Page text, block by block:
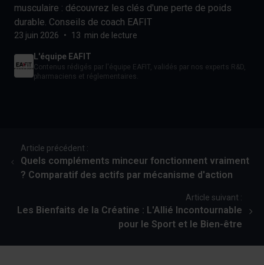
musculaire : découvrez les clés d'une perte de poids
durable. Conseils de coach EAFIT
23 juin 2026 • 13 min de lecture
L'équipe EAFIT
Contenus rédigés par l'équipe EAFIT, validés par nos experts R&D,
pharmaciens et réglementaires.
Article précédent :
Quels compléments minceur fonctionnent vraiment
? Comparatif des actifs par mécanisme d'action
Article suivant :
Les Bienfaits de la Créatine : L'Allié Incontournable
pour le Sport et le Bien-être